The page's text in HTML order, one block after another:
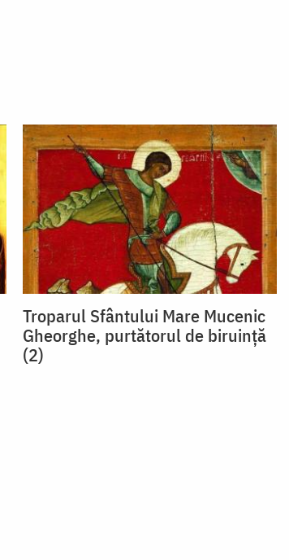
Troparul Sfântului Mare Mucenic
Gheorghe, purtătorul de biruință
(2)